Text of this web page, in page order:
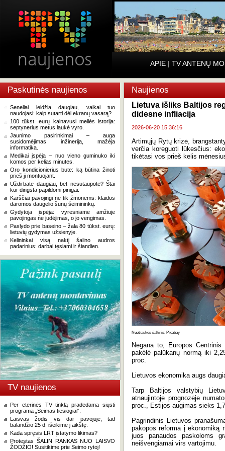
APIE | TV ANTENŲ
Paskutinės naujienos
Seneliai leidžia daugiau, vaikai tuo
naudojasi: kaip sutarti dėl ekranų vasarą?
100 tūkst. eurų kainavusi meilės istorija:
septynerius metus laukė vyro.
Jaunimo pasirinkimai – auga
susidomėjimas inžinerija, mažėja
informatika.
Medikai įspėja – nuo vieno guminuko iki
komos per kelias minutes.
Oro kondicionierius bute: ką būtina žinoti
prieš jį montuojant.
Uždirbate daugiau, bet nesutaupote? Štai
kur dingsta papildomi pinigai.
Karščiai pavojingi ne tik žmonėms: klaidos
daromos daugelio šunų šeimininkų.
Gydytoja įspėja: vyresniame amžiuje
pavojingas ne judėjimas, o jo vengimas.
Paslydo prie baseino – žala 80 tūkst. eurų:
lietuvių gydymas užsienyje.
Kelininkai visą naktį šalino audros
padarinius: darbai tęsiami ir šiandien.
TV naujienos
Per eterinės TV tinklą pradedama siųsti
programa „Seimas tiesiogiai“.
Laisvas žodis vis dar pavojuje, tad
balandžio 25 d. išeikime į aikštę.
Kada spręsis LRT įstatymo likimas?
Protestas ŠALIN RANKAS NUO LAISVO
ŽODŽIO! Susitikime prie Seimo rytoj!
Naujienos
Lietuva išliks Baltijos
didesne infliacija
2026-06-20 15:36:16
Artimųjų Rytų krizė,
verčia koreguoti lūkesčius:
tikėtasi vos prieš kelis
Nuotraukos šaltinis: Pixabay
Negana to, Europos
pakėlė palūkanų normą iki
proc.
Lietuvos ekonomika augs
Tarp Baltijos valstybių
atnaujintoje prognozėje
proc., Estijos augimas sieks
Pagrindinis Lietuvos
pakopos reforma į ekonomiką
juos panaudos paskoloms
neišvengiamai virs vartojimu.